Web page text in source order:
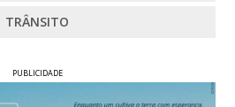
TRÂNSITO
PUBLICIDADE